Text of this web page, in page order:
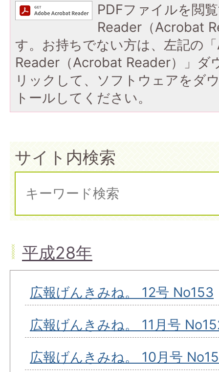
PDFファイルを閲
Reader（Acrobat
す。お持ちでない方は、左記の
Reader（Acrobat Reader）」ダ
リックして、ソフトウェアをダ
トールしてください。
サイト内検索
平成28年
広報げんきみね。 12号 No153
広報げんきみね。 11月号
広報げんきみね。 10月号